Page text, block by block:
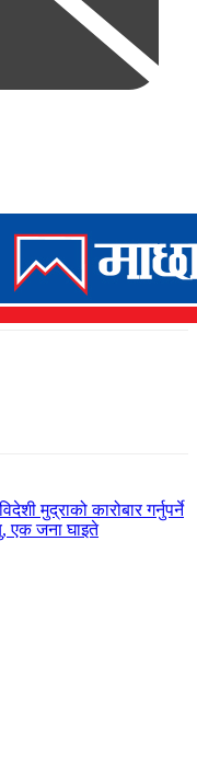
मुद्राको कारोबार गर्नुपर्ने
एक जना घाइते